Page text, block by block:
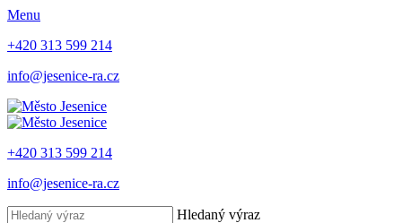
Menu
+420 313 599 214
info@jesenice-ra.cz
+420 313 599 214
info@jesenice-ra.cz
Hledaný výraz